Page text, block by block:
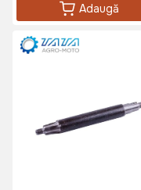
Adaugă